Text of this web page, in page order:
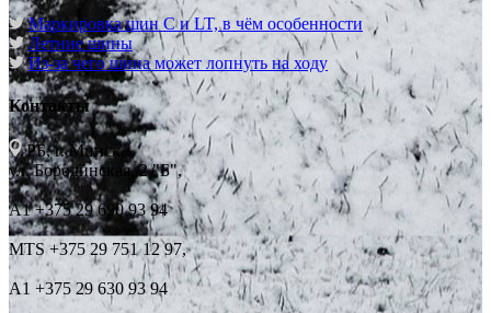
Маркировка шин C и LT, в чём особенности
Летние шины
Из-за чего шина может лопнуть на ходу
Контакты
РБ, г. Минск,
ул. Бородинская, 2 "Б",
А1 +375 29 690 93 94
MTS +375 29 751 12 97,
А1 +375 29 630 93 94